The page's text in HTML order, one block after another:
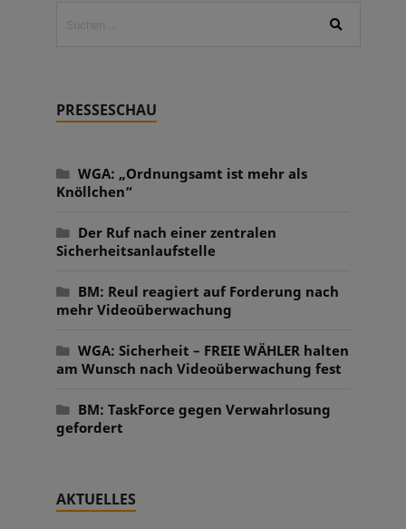
PRESSESCHAU
WGA: „Ordnungsamt ist mehr als
Knöllchen“
Der Ruf nach einer zentralen
Sicherheitsanlaufstelle
BM: Reul reagiert auf Forderung nach
mehr Videoüberwachung
WGA: Sicherheit – FREIE WÄHLER halten
am Wunsch nach Videoüberwachung fest
BM: TaskForce gegen Verwahrlosung
gefordert
AKTUELLES